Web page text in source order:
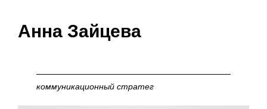
Анна Зайцева
коммуникационный стратег